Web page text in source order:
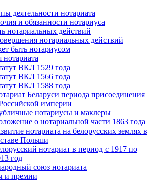
деятельности нотариата
и обязанности нотариуса
нотариальных действий
нотариальных действий
быть нотариусом
нотариата
ВКЛ 1529 года
ВКЛ 1566 года
ВКЛ 1588 года
Беларуси периода присоединения
империи
нотариусы и маклеры
о нотариальной части 1863 года
нотариата на белорусских землях в
Польши
нотариат в период с 1917 по
год
союз нотариата
и премии